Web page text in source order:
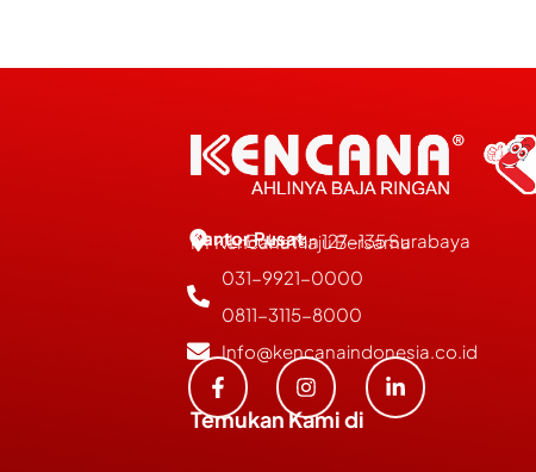
Kantor Pusat
PT Kencana Maju Bersama
JL. Bubutan 127-135 Surabaya
031-9921-0000
0811-3115-8000
Info@kencanaindonesia.co.id
Temukan Kami di